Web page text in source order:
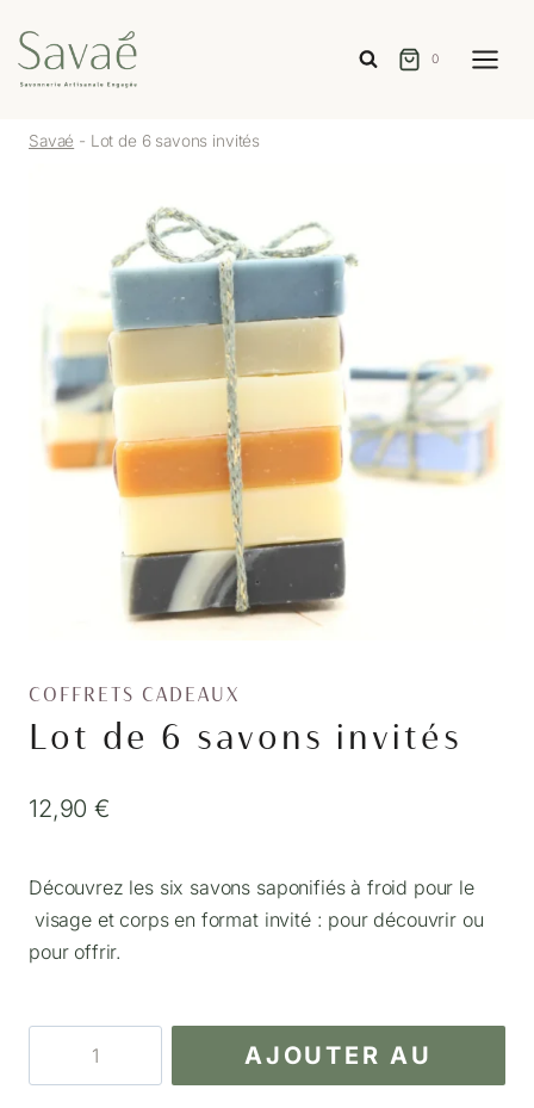
au
contenu
0
Savaé - Lot de 6 savons invités
COFFRETS CADEAUX
Lot de 6 savons invités
12,90€
Découvrez les six savons saponifiés à froid pour le
visage et corps en format invité : pour découvrir ou
pour offrir.
AJOUTER AU